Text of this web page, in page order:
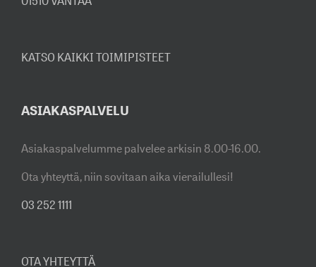
KATSO KAIKKI TOIMIPISTEET
ASIAKASPALVELU
Asiakaspalvelumme palvelee arkisin 8.00-16.00.
Ota yhteyttä, niin sovitaan aika vierailullesi!
03 252 1111
OTA YHTEYTTÄ